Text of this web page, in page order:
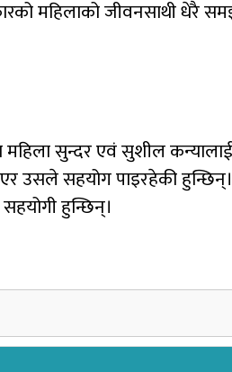
महिलाको जीवनसाथी धेरै
महिला सुन्दर एवं सुशील
उसले सहयोग पाइरहेकी हुन्छिन्।
हुन्छिन्।